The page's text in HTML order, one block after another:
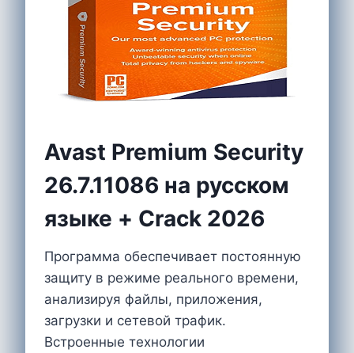
Avast Premium Security
26.7.11086 на русском
языке + Crack 2026
Программа обеспечивает постоянную
защиту в режиме реального времени,
анализируя файлы, приложения,
загрузки и сетевой трафик.
Встроенные технологии